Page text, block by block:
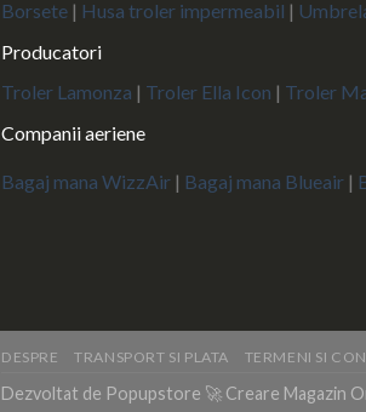
Borsete | Husa troler impermeabil |
Producatori
Troler Lamonza | Troler Ella Icon | Troler
Companii aeriene
Bagaj mana WizzAir | Bagaj mana Blueair |
DESPRE TRANSPORT SI PLATA TERMENI SI
Dezvoltat de Popupstore 🚀 Creare Magazin